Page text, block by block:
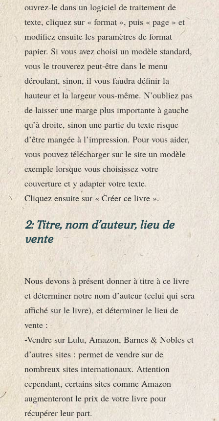
ouvrez-le dans un logiciel de traitement de
texte, cliquez sur « format », puis « page » et
modifiez ensuite les paramètres de format
papier. Si vous avez choisi un modèle standard,
vous le trouverez peut-être dans le menu
déroulant, sinon, il vous faudra définir la
hauteur et la largeur vous-même. N’oubliez pas
de laisser une marge plus importante à gauche
qu’à droite, sinon une partie du texte risque
d’être mangée à l’impression. Pour vous aider,
vous pouvez télécharger sur le site un modèle
exemple lorsque vous choisissez votre
couverture et y adapter votre texte.
Cliquez ensuite sur « Créer ce livre ».
2: Titre, nom d’auteur, lieu de
vente
Nous devons à présent donner à titre à ce livre
et déterminer notre nom d’auteur (celui qui sera
affiché sur le livre), et déterminer le lieu de
vente :
-Vendre sur Lulu, Amazon, Barnes & Nobles et
d’autres sites : permet de vendre sur de
nombreux sites internationaux. Attention
cependant, certains sites comme Amazon
augmenteront le prix de votre livre pour
récupérer leur part.